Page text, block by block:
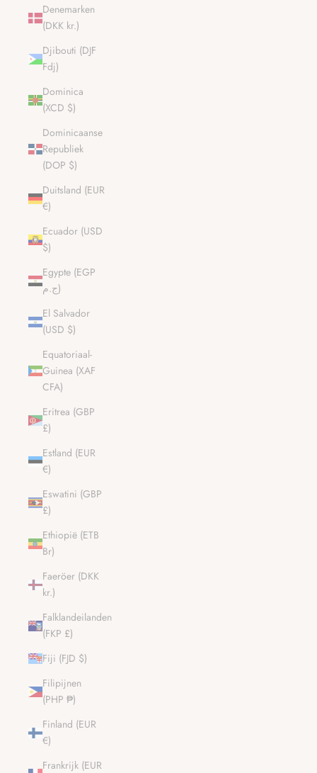
Denemarken
(DKK kr.)
Djibouti (DJF
Fdj)
Dominica
(XCD $)
Dominicaanse
Republiek
(DOP $)
Duitsland (EUR
€)
Ecuador (USD
$)
Egypte (EGP
ج.م)
El Salvador
(USD $)
Equatoriaal-
Guinea (XAF
CFA)
Eritrea (GBP
£)
Estland (EUR
€)
Eswatini (GBP
£)
Ethiopië (ETB
Br)
Faeröer (DKK
kr.)
Falklandeilanden
(FKP £)
Fiji (FJD $)
Filipijnen
(PHP ₱)
Finland (EUR
€)
Frankrijk (EUR